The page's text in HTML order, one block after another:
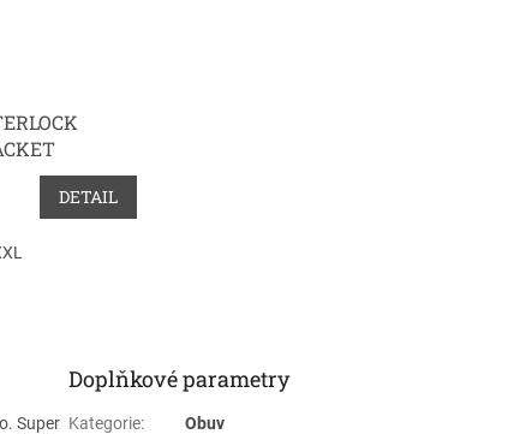
DETAIL
Super
Doplňkové parametry
Kategorie:
Obuv